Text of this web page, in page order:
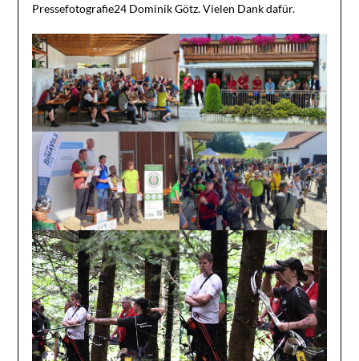
Pressefotografie24 Dominik Götz. Vielen Dank dafür.